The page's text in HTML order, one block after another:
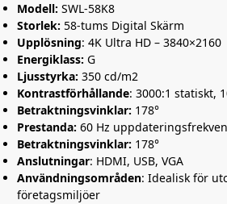
Modell: SWL-58K8
Storlek: 58-tums Digital Skärm
Upplösning: 4K Ultra HD – 3840×2160
Energiklass: G
Ljusstyrka: 350 cd/m2
Kontrastförhållande: 3000:1 statiskt,
Betraktningsvinklar: 178°
Prestanda: 60 Hz
Betraktningsvinklar: 178°
Anslutningar: HDMI, USB, VGA
Användningsområden: Idealisk för
företagsmiljöer